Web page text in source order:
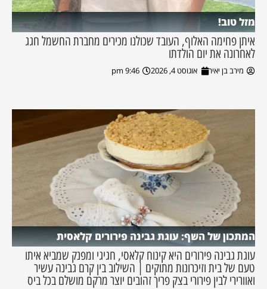
מזל טוב!
איתן פחימה האלוף, העובד שכולנו מכירים מחברת החשמל חגג
לאחרונה את יום הולדתו
מירב בן יאיר אוגוסט 4, 2026 9:46 pm
המתכון של השף: עוגת גבינה פירורים קלאסית
עוגת גבינה פירורים היא קינוח קלאסי, חגיגי ומפנק שמביא איתו
טעם של בית וזיכרונות מתוקים | השילוב בין קרם גבינה עשיר
ואוורירי לבין פירורי בצק פריך זהובים יוצר מרקם מושלם בכל ביס